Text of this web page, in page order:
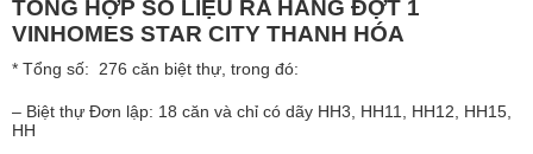
TỔNG HỢP SỐ LIỆU RA HÀNG ĐỢT 1
VINHOMES STAR CITY THANH HÓA
* Tổng số: 276 căn biệt thự, trong đó:
– Biệt thự Đơn lập: 18 căn và chỉ có dãy HH3, HH11, HH12, HH15,
HH